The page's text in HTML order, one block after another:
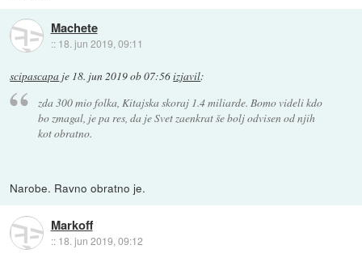
Machete
:: 18. jun 2019, 09:11
scipascapa je 18. jun 2019 ob 07:56izjavil:
zda 300 mio folka, Kitajska skoraj 1.4 miliarde. Bomo videli kdo
bo zmagal, je pa res, da je Svet zaenkrat še bolj odvisen od njih
kot obratno.
Narobe. Ravno obratno je.
Markoff
:: 18. jun 2019, 09:12